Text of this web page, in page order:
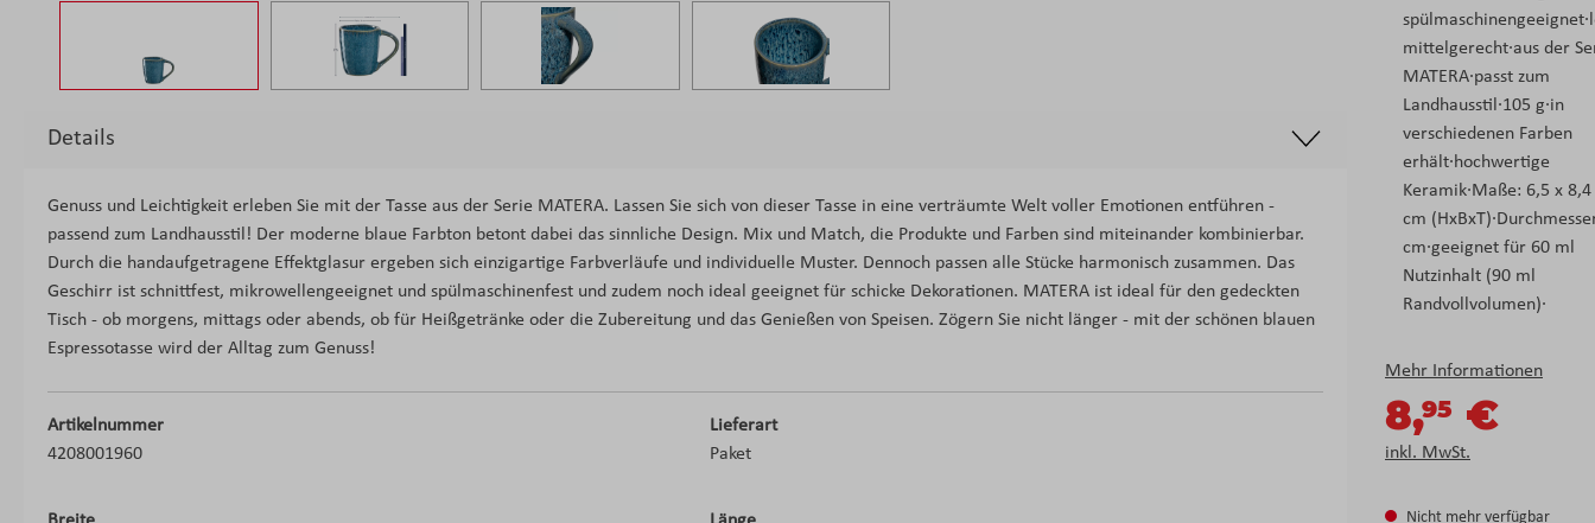
mittelgerecht·aus der
MATERA·passt zum
Landhausstil·105 g·in
verschiedenen Farben
erhält·hochwertige
Keramik·Maße: 6,5 x
cm
cm·geeignet für 60 ml
Nutzinhalt (90 ml
Randvollvolumen)·
Mehr Informationen
8,95 €
inkl. MwSt.
Nicht mehr verfügbar
Details
Genuss und Leichtigkeit erleben Sie mit der Tasse aus der Serie MATERA. Lassen Sie sich von dieser Tasse in eine verträumte Welt voller Emotionen entführen -
passend zum Landhausstil! Der moderne blaue Farbton betont dabei das sinnliche Design. Mix und Match, die Produkte und Farben sind miteinander kombinierbar.
Durch die handaufgetragene Effektglasur ergeben sich einzigartige Farbverläufe und individuelle Muster. Dennoch passen alle Stücke harmonisch zusammen. Das
Geschirr ist schnittfest, mikrowellengeeignet und spülmaschinenfest und zudem noch ideal geeignet für schicke Dekorationen. MATERA ist ideal für den gedeckten
Tisch - ob morgens, mittags oder abends, ob für Heißgetränke oder die Zubereitung und das Genießen von Speisen. Zögern Sie nicht länger - mit der schönen blauen
Espressotasse wird der Alltag zum Genuss!
Artikelnummer
4208001960
Lieferart
Paket